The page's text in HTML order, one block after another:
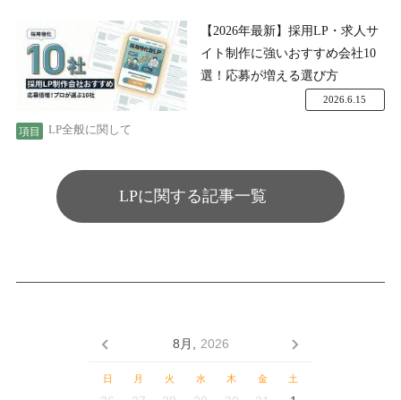
【2026年最新】採用LP・求人サ
イト制作に強いおすすめ会社10
選！応募が増える選び方
LP全般に関して
2026.6.15
LPに関する記事一覧
8月, 2026
日 月 火 水 木 金 土